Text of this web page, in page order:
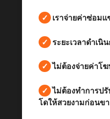
✓ เราจ่ายค่าซ่อม
✓ ระยะเวลาดำเนิ
✓ ไม่ต้องจ่ายค่าโ
✓ ไม่ต้องทำการป
โดให้สวยงามก่อนข